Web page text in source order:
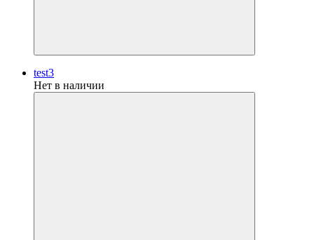
test3
Нет в наличии